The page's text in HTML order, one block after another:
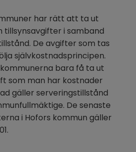
har rätt att ta ut
tillsynsavgifter i samband
De avgifter som tas
självkostnadsprincipen.
bara få ta ut
som man har kostnader
gäller serveringstillstånd
De senaste
i Hofors kommun gäller